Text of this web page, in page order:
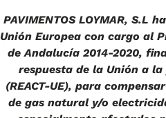
PAVIMENTOS LOYMAR, S.L
Unión Europea con cargo al
de Andalucía 2014-2020,
respuesta de la Unión a la
(REACT-UE), para
de gas natural y/o